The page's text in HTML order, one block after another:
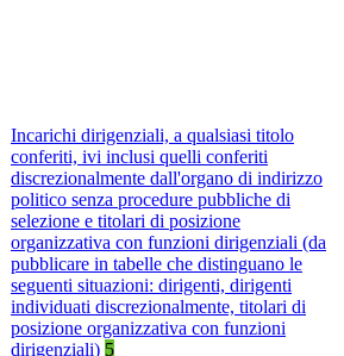
Incarichi dirigenziali, a qualsiasi titolo
conferiti, ivi inclusi quelli conferiti
discrezionalmente dall'organo di indirizzo
politico senza procedure pubbliche di
selezione e titolari di posizione
organizzativa con funzioni dirigenziali (da
pubblicare in tabelle che distinguano le
seguenti situazioni: dirigenti, dirigenti
individuati discrezionalmente, titolari di
posizione organizzativa con funzioni
dirigenziali) 5